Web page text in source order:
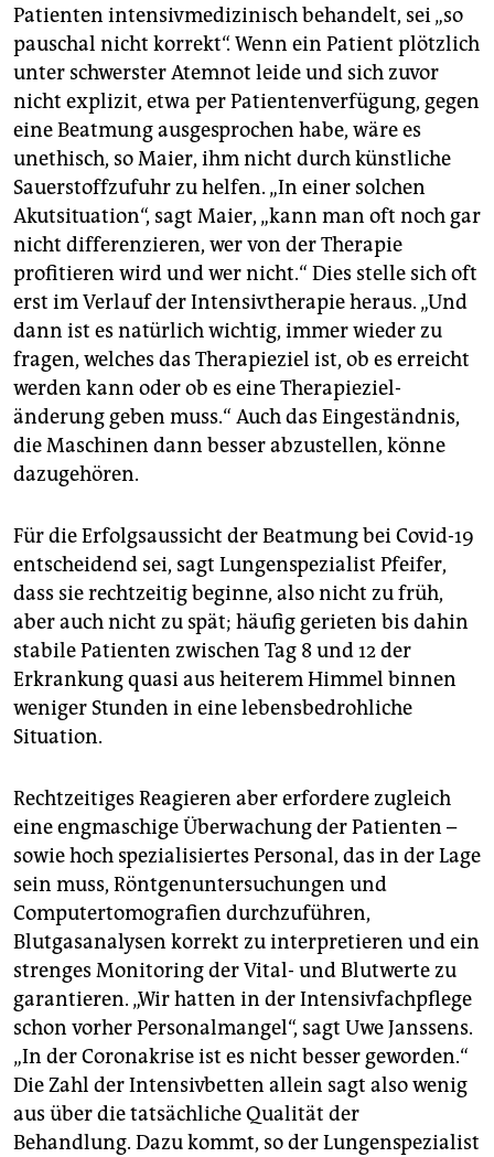
Patienten intensivmedizinisch behandelt, sei „so
pauschal nicht korrekt“. Wenn ein Patient plötzlich
unter schwerster Atemnot leide und sich zuvor
nicht explizit, etwa per Patientenverfügung, gegen
eine Beatmung ausgesprochen habe, wäre es
unethisch, so Maier, ihm nicht durch künstliche
Sauerstoffzufuhr zu helfen. „In einer solchen
Akutsituation“, sagt Maier, „kann man oft noch gar
nicht differenzieren, wer von der Therapie
profitieren wird und wer nicht.“ Dies stelle sich oft
erst im Verlauf der Intensivtherapie heraus. „Und
dann ist es natürlich wichtig, immer wieder zu
fragen, welches das Therapieziel ist, ob es erreicht
werden kann oder ob es eine Therapieziel­
änderung geben muss.“ Auch das Eingeständnis,
die Maschinen dann besser abzustellen, könne
dazugehören.
Für die Erfolgsaussicht der Beatmung bei Covid-19
entscheidend sei, sagt Lungenspezialist Pfeifer,
dass sie rechtzeitig beginne, also nicht zu früh,
aber auch nicht zu spät; häufig gerieten bis dahin
stabile Patienten zwischen Tag 8 und 12 der
Erkrankung quasi aus heiterem Himmel binnen
weniger Stunden in eine lebensbedrohliche
Situation.
Rechtzeitiges Reagieren aber erfordere zugleich
eine engmaschige Überwachung der Patienten –
sowie hoch spezialisiertes Personal, das in der Lage
sein muss, Röntgenuntersuchungen und
Computertomografien durchzuführen,
Blutgasanalysen korrekt zu interpretieren und ein
strenges Monitoring der Vital- und Blutwerte zu
garantieren. „Wir hatten in der Intensivfachpflege
schon vorher Personalmangel“, sagt Uwe Janssens.
„In der Coronakrise ist es nicht besser geworden.“
Die Zahl der Intensivbetten allein sagt also wenig
aus über die tatsächliche Qualität der
Behandlung. Dazu kommt, so der Lungenspezialist